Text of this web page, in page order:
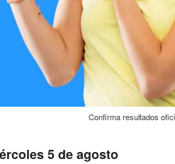
Confirma resultados
5 de agosto